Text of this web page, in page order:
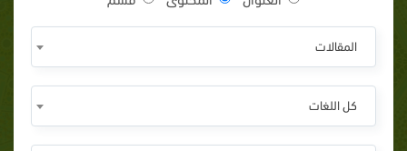
المقالات
كل اللغات